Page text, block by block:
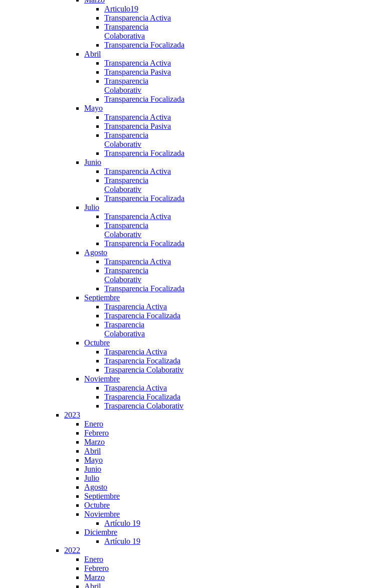
Articulo19
Transparencia Activa
Transparencia
Colaborativa
Transparencia Focalizada
Abril
Transparencia Activa
Transparencia Pasiva
Transparencia
Colaborativ
Transparencia Focalizada
Mayo
Transparencia Activa
Transparencia Pasiva
Transparencia
Colaborativ
Transparencia Focalizada
Junio
Transparencia Activa
Transparencia
Colaborativ
Transparencia Focalizada
Julio
Transparencia Activa
Transparencia
Colaborativ
Transparencia Focalizada
Agosto
Transparencia Activa
Transparencia
Colaborativ
Transparencia Focalizada
Septiembre
Trasparencia Activa
Trasparencia Focalizada
Trasparencia
Colaborativa
Octubre
Trasparencia Activa
Trasparencia Focalizada
Trasparencia Colaborativ
Noviembre
Trasparencia Activa
Trasparencia Focalizada
Trasparencia Colaborativ
2023
Enero
Febrero
Marzo
Abril
Mayo
Junio
Julio
Agosto
Septiembre
Octubre
Noviembre
Artículo 19
Diciembre
Artículo 19
2022
Enero
Febrero
Marzo
Abril